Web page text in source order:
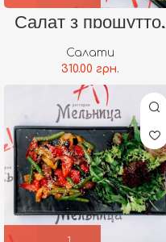
Салат з прошутто,
грушею та сиром
Дор Блю
Салати
310.00 грн.